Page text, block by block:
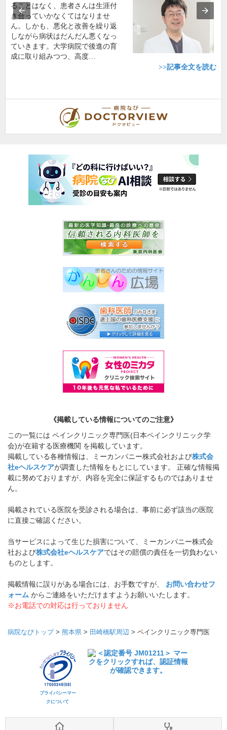
ることはなく、患者さんは生涯付
き合っていかなくてはなりませ
ん。しかも、悪化と改善を繰り返
しながら病状はだんだん悪くなっ
ていきます。大学病院で後進の育
成に取り組みつつ、高度…
>>記事全文を読む
《掲載している情報についてのご注意》
この一覧には ペインクリニック専門医(日本ペインクリニック学
会)が在籍する医療機関 を掲載しています。
掲載している各種情報は、ミーカンパニー株式会社および株式会
社eヘルスケアが調査した情報をもとにしています。 正確な情報掲
載に努めておりますが、内容を完全に保証するものではありませ
ん。
掲載されている医院を受診される場合は、事前に必ず該当の医院
に直接ご確認ください。
当サービスによって生じた損害について、ミーカンパニー株式会
社および株式会社eヘルスケアではその賠償の責任を一切負わない
ものとします。
掲載情報に誤りがある場合には、お手数ですが、 お問い合わせフ
ォーム からご連絡をいただけますようお願いいたします。
※お電話での対応は行っておりません
病院なびトップ> 熊本県 > 田崎橋駅周辺 > ペインクリニック専門医
プライバシーマー
クについて